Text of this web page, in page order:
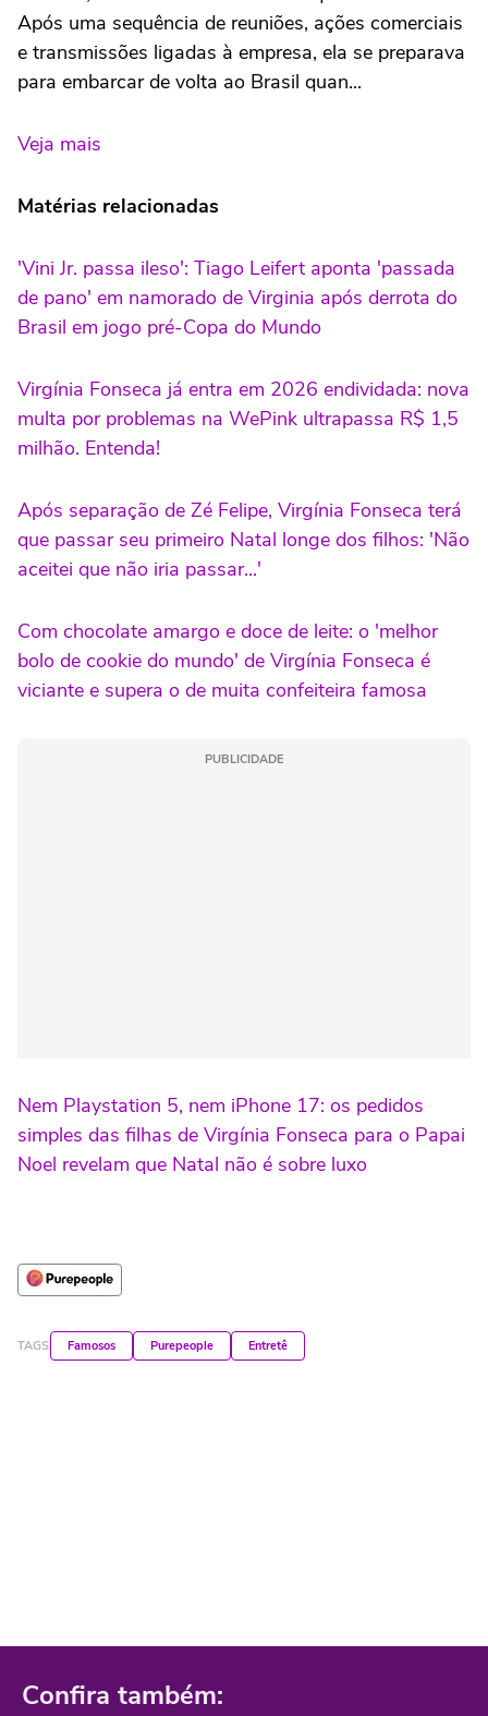
Após uma sequência de reuniões, ações comerciais
e transmissões ligadas à empresa, ela se preparava
para embarcar de volta ao Brasil quan...
Veja mais
Matérias relacionadas
'Vini Jr. passa ileso': Tiago Leifert aponta 'passada
de pano' em namorado de Virginia após derrota do
Brasil em jogo pré-Copa do Mundo
Virgínia Fonseca já entra em 2026 endividada: nova
multa por problemas na WePink ultrapassa R$ 1,5
milhão. Entenda!
Após separação de Zé Felipe, Virgínia Fonseca terá
que passar seu primeiro Natal longe dos filhos: 'Não
aceitei que não iria passar...'
Com chocolate amargo e doce de leite: o 'melhor
bolo de cookie do mundo' de Virgínia Fonseca é
viciante e supera o de muita confeiteira famosa
PUBLICIDADE
Nem Playstation 5, nem iPhone 17: os pedidos
simples das filhas de Virgínia Fonseca para o Papai
Noel revelam que Natal não é sobre luxo
TAGS Famosos Purepeople Entretê
Confira também: